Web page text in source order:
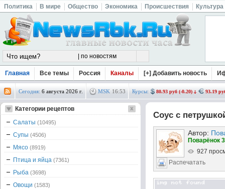
Политика В мире Общество Экономика Происшествия Культура
Главная Все темы Россия Каналы [+] Добавить новость
Сегодня: 6 августа 2026 г. MSK 16:53 Курсы: 80.93 руб (-0.20) 93.19
Соус с
Автор:
Поварёнок
927
Распечатать
Категории рецептов
Салаты (10495)
Супы (4506)
Мясо (8919)
Птица и яйца (7361)
Рыба (3698)
Овощи (1583)